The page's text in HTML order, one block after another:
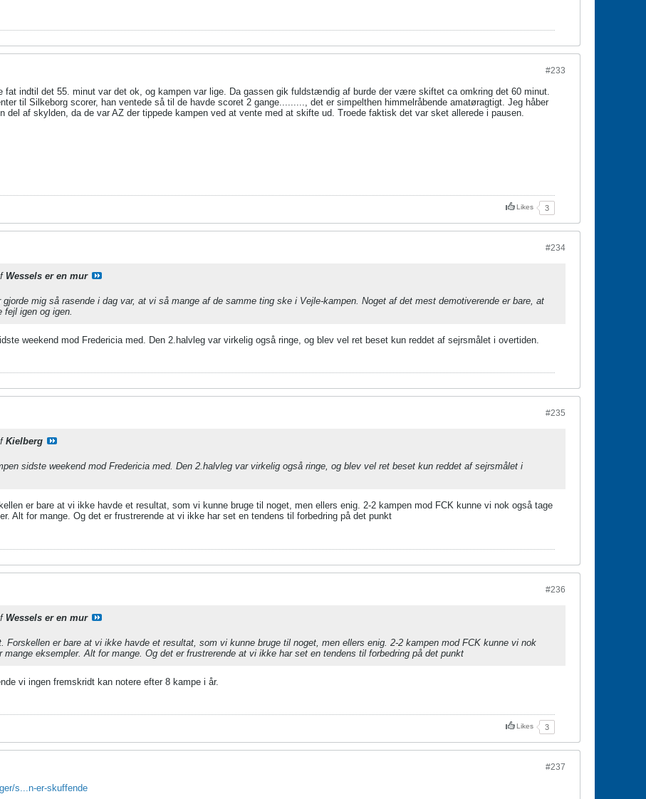
#233
fat indtil det 55. minut var det ok, og kampen var lige. Da gassen gik fuldstændig af burde der være skiftet ca omkring det 60 minut.
til Silkeborg scorer, han ventede så til de havde scoret 2 gange........., det er simpelthen himmelråbende amatøragtigt. Jeg håber
del af skylden, da de var AZ der tippede kampen ved at vente med at skifte ud. Troede faktisk det var sket allerede i pausen.
Likes 3
#234
Wessels er en mur
mig så rasende i dag var, at vi så mange af de samme ting ske i Vejle-kampen. Noget af det mest demotiverende er bare, at
fejl igen og igen.
weekend mod Fredericia med. Den 2.halvleg var virkelig også ringe, og blev vel ret beset kun reddet af sejrsmålet i overtiden.
#235
Kielberg
sidste weekend mod Fredericia med. Den 2.halvleg var virkelig også ringe, og blev vel ret beset kun reddet af sejrsmålet i
er bare at vi ikke havde et resultat, som vi kunne bruge til noget, men ellers enig. 2-2 kampen mod FCK kunne vi nok også tage
Alt for mange. Og det er frustrerende at vi ikke har set en tendens til forbedring på det punkt
#236
Wessels er en mur
Forskellen er bare at vi ikke havde et resultat, som vi kunne bruge til noget, men ellers enig. 2-2 kampen mod FCK kunne vi nok
mange eksempler. Alt for mange. Og det er frustrerende at vi ikke har set en tendens til forbedring på det punkt
vi ingen fremskridt kan notere efter 8 kampe i år.
Likes 3
#237
s...n-er-skuffende